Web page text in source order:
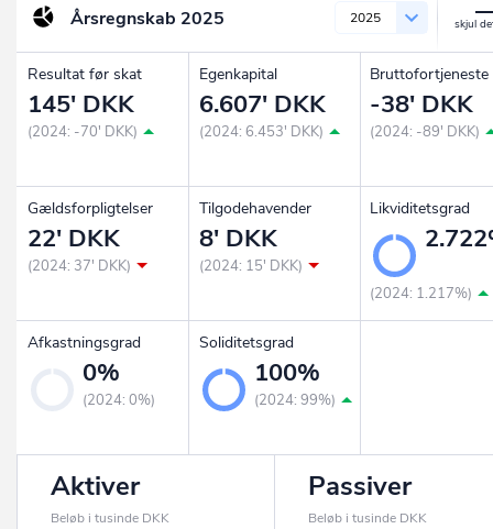
Årsregnskab 2025 2025
Resultat før skat
145' DKK
(2024: -70' DKK)
Egenkapital
6.607' DKK
(2024: 6.453' DKK)
Bruttofortjeneste
-38' DKK
(2024: -89' DKK)
Gældsforpligtelser
22' DKK
(2024: 37' DKK)
Tilgodehavender
8' DKK
(2024: 15' DKK)
Likviditetsgrad
(2024: 1.217%)
Afkastningsgrad
0%
(2024: 0%)
Soliditetsgrad
100%
(2024: 99%)
Aktiver
Beløb i tusinde DKK
Passiver
Beløb i tusinde DKK